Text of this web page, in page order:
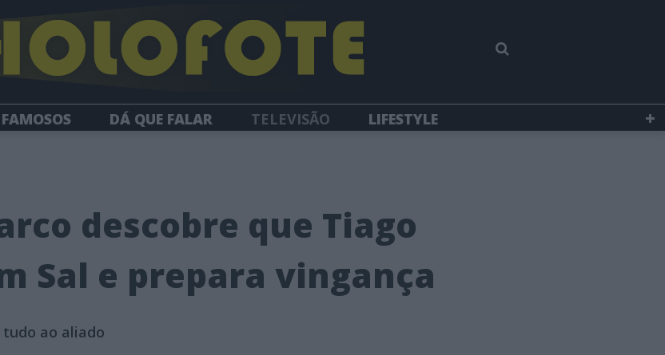
FAMOSOS DÁ QUE FALAR TELEVISÃO
LIFESTYLE
descobre que Tiago
Sal e prepara vingança
ao aliado